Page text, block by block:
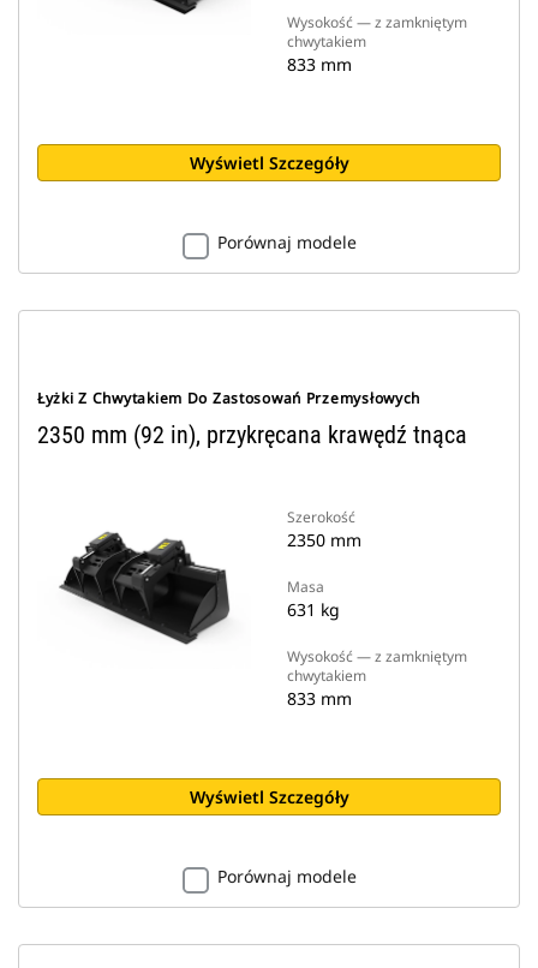
Wysokość — z zamkniętym
chwytakiem
833 mm
Wyświetl Szczegóły
Porównaj modele
Łyżki Z Chwytakiem Do Zastosowań Przemysłowych
2350 mm (92 in), przykręcana krawędź tnąca
Szerokość
2350 mm
Masa
631 kg
Wysokość — z zamkniętym
chwytakiem
833 mm
Wyświetl Szczegóły
Porównaj modele